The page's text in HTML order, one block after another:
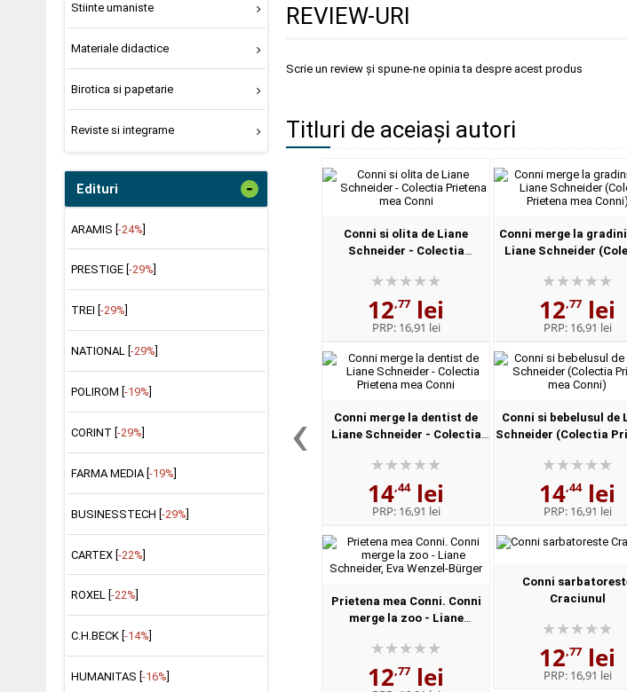
Stiinte umaniste
Materiale didactice
Birotica si papetarie
Reviste si integrame
Edituri -
ARAMIS [-24%]
PRESTIGE [ -29%
TREI [ -29%
NATIONAL [ -29%
POLIROM [ -19%
CORINT [ -29%
FARMA MEDIA [ -19%
BUSINESSTECH [-29%]
CARTEX [-22%]
ROXEL [ -22%
C.H.BECK [ -14%
HUMANITAS [ -16%
REVIEW-URI
Scrie un review și spune-ne opinia ta despre acest produs
Titluri de aceiași autori
‹
Conni si olita de Liane
Schneider - Colectia
12,77 lei
PRP: 16,91 lei
Conni merge la
Liane Schneider
12,77 lei
PRP: 16,91 lei
Conni merge la dentist de
Liane Schneider - Colectia
14,44lei
PRP: 16,91 lei
Conni si bebelusul de
Schneider (Colectia
14,44lei
PRP: 16,91 lei
Prietena mea Conni. Conni
merge la zoo - Liane
Bürger
12,77 lei
Conni
Craciunul
12,77 lei
PRP: 16,91 lei